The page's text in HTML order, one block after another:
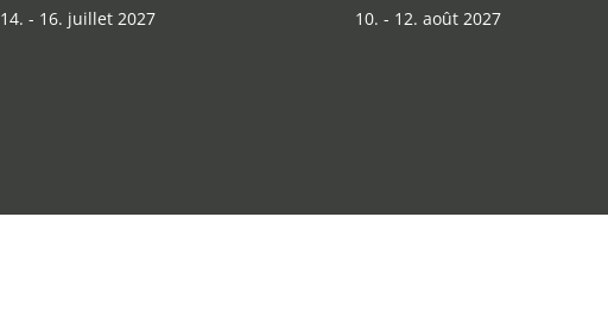
14. - 16. juillet 2027 10. - 12. août 2027